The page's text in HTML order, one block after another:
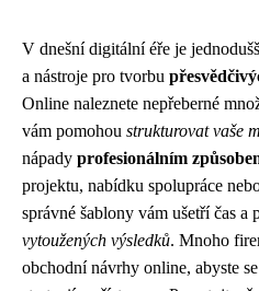
V dnešní digitální éře je
a nástroje pro tvorbu
Online naleznete nepřeberné
vám pomohou strukturovat vaše
nápady profesionálním
projektu, nabídku spolupráce
správné šablony vám ušetří čas a
vytoužených výsledků. Mnoho
obchodní návrhy online, abyste